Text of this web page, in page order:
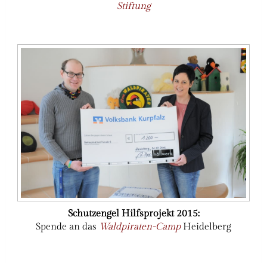
Stiftung
Schutzengel Hilfsprojekt 2015:
Spende an das Waldpiraten-CampHeidelberg